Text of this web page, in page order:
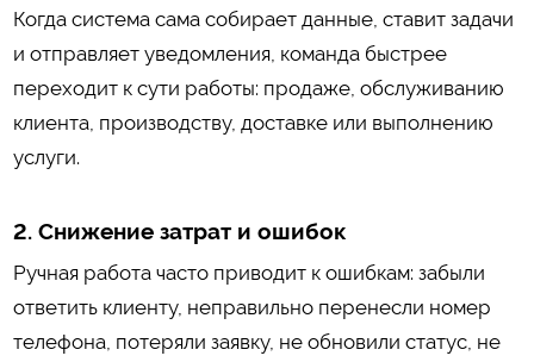
Когда система сама собирает данные, ставит задачи
и отправляет уведомления, команда быстрее
переходит к сути работы: продаже, обслуживанию
клиента, производству, доставке или выполнению
услуги.
2. Снижение затрат и ошибок
Ручная работа часто приводит к ошибкам: забыли
ответить клиенту, неправильно перенесли номер
телефона, потеряли заявку, не обновили статус, не